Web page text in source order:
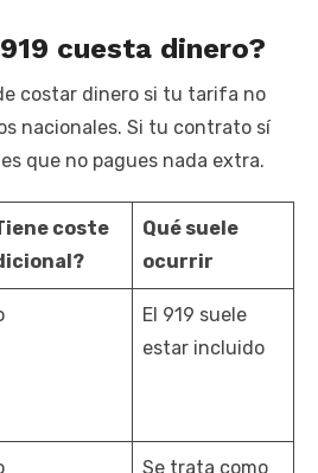
cuesta dinero?
costar dinero si tu tarifa no
nacionales. Si tu contrato sí
que no pagues nada extra.
coste
Qué suele
ocurrir
El 919 suele
estar incluido
Se trata como